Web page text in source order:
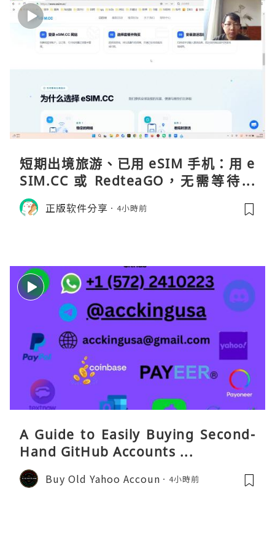
短期出境旅游、已用 eSIM 手机：用 e
SIM.CC 或 RedteaGO，无需等待收
货。需要“当地号码 + 通话短信”（如
打车、外卖、客户联络）：优先 Redt
正版软件分享 4小時前
A Guide to Easily Buying Second-
Hand GitHub Accounts ...
Buy Old Yahoo Accoun 4小時前